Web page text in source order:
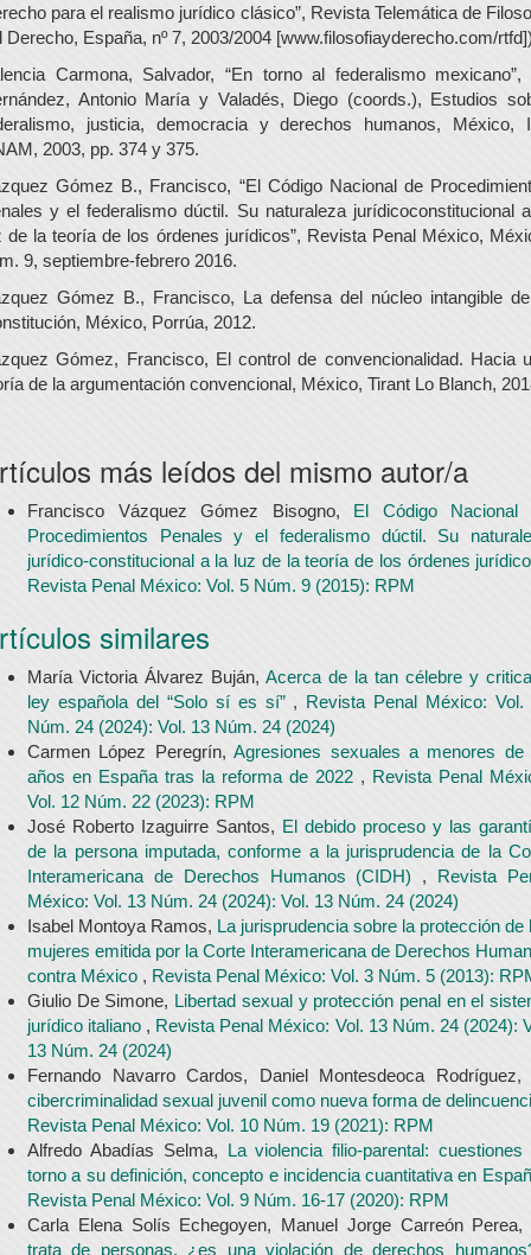
para el realismo jurídico clásico”, Revista Telemática de
Derecho, España, nº 7, 2003/2004 [www.filosofiayderecho.com/
Carmona, Salvador, “En torno al federalismo mexicano”,
Antonio María y Valadés, Diego (coords.), Estudios
justicia, democracia y derechos humanos, México,
2003, pp. 374 y 375.
Gómez B., Francisco, “El Código Nacional de
y el federalismo dúctil. Su naturaleza jurídicoconstitucional
de la teoría de los órdenes jurídicos”, Revista Penal México,
9, septiembre-febrero 2016.
Gómez B., Francisco, La defensa del núcleo intangible
México, Porrúa, 2012.
Gómez, Francisco, El control de convencionalidad. Hacia
de la argumentación convencional, México, Tirant Lo Blanch,
más leídos del mismo autor/a
Francisco Vázquez Gómez Bisogno, El Código Nacional
Procedimientos Penales y el federalismo dúctil. Su
jurídico-constitucional a la luz de la teoría de los órdenes
Revista Penal México: Vol. 5 Núm. 9 (2015): RPM
similares
María Victoria Álvarez Buján, Acerca de la tan célebre y
ley española del “Solo sí es sí” , Revista Penal México: Vol.
Núm. 24 (2024): Vol. 13 Núm. 24 (2024)
Carmen López Peregrín,Agresiones sexuales a menores de
años en España tras la reforma de 2022 , Revista Penal
Vol. 12 Núm. 22 (2023): RPM
José Roberto Izaguirre Santos, El debido proceso y las
de la persona imputada, conforme a la jurisprudencia de la
Interamericana de Derechos Humanos (CIDH) , Revista
México: Vol. 13 Núm. 24 (2024): Vol. 13 Núm. 24 (2024)
Isabel Montoya Ramos, La jurisprudencia sobre la protección de
mujeres emitida por la Corte Interamericana de Derechos
contra México , Revista Penal México: Vol. 3 Núm. 5 (2013):
Giulio De Simone, Libertad sexual y protección penal en el
jurídico italiano , Revista Penal México: Vol. 13 Núm. 24 (2024):
13 Núm. 24 (2024)
Fernando Navarro Cardos, Daniel Montesdeoca Rodríguez,
cibercriminalidad sexual juvenil como nueva forma de
Revista Penal México: Vol. 10 Núm. 19 (2021): RPM
Alfredo Abadías Selma, La violencia filio-parental: cuestiones
torno a su definición, concepto e incidencia cuantitativa en
Revista Penal México: Vol. 9 Núm. 16-17 (2020): RPM
Carla Elena Solís Echegoyen, Manuel Jorge Carreón Perea,
trata de personas, ¿es una violación de derechos